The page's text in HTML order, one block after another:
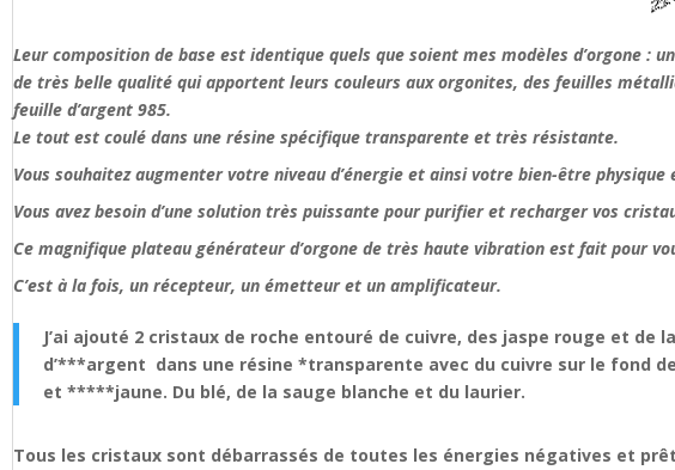
Leur composition de base est identique quels que soient mes modèles d’orgone
de très belle qualité qui apportent leurs couleurs aux orgonites, des feuilles
feuille d’argent 985.
Le tout est coulé dans une résine spécifique transparente et très résistante.
Vous souhaitez augmenter votre niveau d’énergie et ainsi votre bien-être
Vous avez besoin d’une solution très puissante pour purifier et recharger vos
Ce magnifique plateau générateur d’orgone de très haute vibration est fait pour
C’est à la fois, un récepteur, un émetteur et un amplificateur.
J’ai ajouté 2 cristaux de roche entouré de cuivre, des jaspe rouge et
d’***argent dans une résine *transparente avec du cuivre sur le fond
et *****jaune. Du blé, de la sauge blanche et du laurier.
Tous les cristaux sont débarrassés de toutes les énergies négatives et